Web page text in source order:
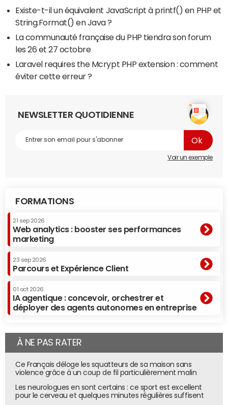
Existe-t-il un équivalent JavaScript à printf() en PHP et
String.Format() en Java ?
La communauté française du PHP tiendra son forum
les 26 et 27 octobre
Laravel requires the Mcrypt PHP extension : comment
éviter cette erreur ?
NEWSLETTER QUOTIDIENNE
Voir un exemple
FORMATIONS
21 sep 2026
Web analytics : booster ses performances
marketing
23 sep 2026
Parcours et Expérience Client
01 oct 2026
IA agentique : concevoir, orchestrer et
déployer des agents autonomes en entreprise
À NE PAS RATER
Ce Français déloge les squatteurs de sa maison sans
violence grâce à un coup de fil particulièrement malin
Les neurologues en sont certains : ce sport est excellent
pour le cerveau et quelques minutes régulières suffisent